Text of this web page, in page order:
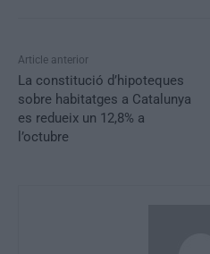
Article anterior
La constitució d’hipoteques
sobre habitatges a Catalunya
es redueix un 12,8% a
l’octubre